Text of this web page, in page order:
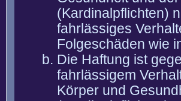
(Kardinalpflichten)
fahrlässiges
Folgeschäden wie
Die Haftung ist
fahrlässigem
Körper und